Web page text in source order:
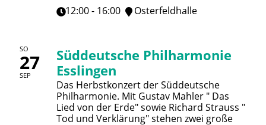
12:00 - 16:00
Osterfeldhalle
SO
27
SEP
Süddeutsche Philharmonie
Esslingen
Das Herbstkonzert der Süddeutsche
Philharmonie. Mit Gustav Mahler " Das
Lied von der Erde" sowie Richard Strauss "
Tod und Verklärung" stehen zwei große